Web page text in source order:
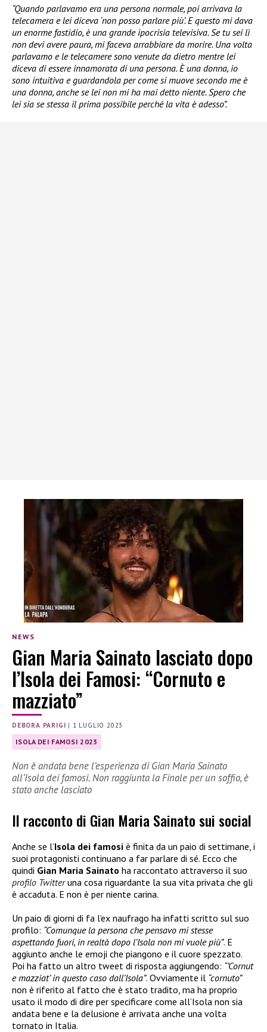
“Quando parlavamo era una persona normale, poi arrivava la
telecamera e lei diceva ‘non posso parlare più’. E questo mi dava
un enorme fastidio, è una grande ipocrisia televisiva. Se tu sei lì
non devi avere paura, mi faceva arrabbiare da morire. Una volta
parlavamo e le telecamere sono venute da dietro mentre lei
diceva di essere innamorata di una persona. È una donna, io
sono intuitiva e guardandola per come si muove secondo me è
una donna, anche se lei non mi ha mai detto niente. Spero che
lei sia se stessa il prima possibile perché la vita è adesso”.
NEWS
Gian Maria Sainato lasciato dopo
l’Isola dei Famosi: “Cornuto e
mazziato”
DEBORA PARIGI | 1 LUGLIO 2023
ISOLA DEI FAMOSI 2023
Non è andata bene l’esperienza di Gian Maria Sainato
all’Isola dei famosi. Non raggiunta la Finale per un soffio, è
stato anche lasciato
Il racconto di Gian Maria Sainato sui social
Anche se l’Isola dei famosi è finita da un paio di settimane, i
suoi protagonisti continuano a far parlare di sé. Ecco che
quindi Gian Maria Sainato ha raccontato attraverso il suo
profilo Twitteruna cosa riguardante la sua vita privata che gli
è accaduta. E non è per niente carina.
Un paio di giorni di fa l’ex naufrago ha infatti scritto sul suo
profilo: “Comunque la persona che pensavo mi stesse
aspettando fuori, in realtà dopo l’Isola non mi vuole più”. E
aggiunto anche le emoji che piangono e il cuore spezzato.
Poi ha fatto un altro tweet di risposta aggiungendo: “’Cornut
e mazziat’ in questo caso dall’Isola”. Ovviamente il “cornuto”
non è riferito al fatto che è stato tradito, ma ha proprio
usato il modo di dire per specificare come all’Isola non sia
andata bene e la delusione è arrivata anche una volta
tornato in Italia.